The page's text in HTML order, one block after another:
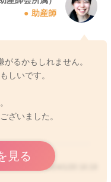
助産師
るかもしれません。
しいです。
ざいました。
見る
2024/1/20 16:19